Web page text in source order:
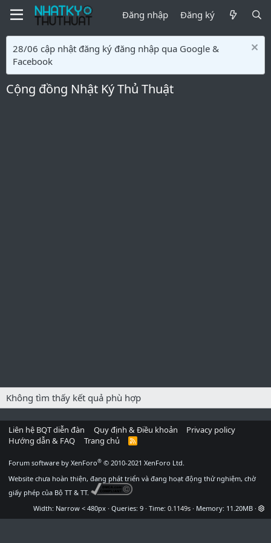
Đăng nhập Đăng ký
28/06 cập nhật đăng ký đăng nhập qua Google &
Facebook
Cộng đồng Nhật Ký Thủ Thuật
Không tìm thấy kết quả phù hợp
Liên hệ BQT diễn đàn Quy định & Điều khoản
Privacy policy
Hướng dẫn & FAQ
Trang chủ
R
Forum software by XenForo® © 2010-2021 XenForo Ltd.
Website chưa hoàn thiện, đang phát triển và đang hoạt động thử nghiệm, chờ
giấy phép của Bộ TT & TT.
Width
Queries 9 Time 0.1149s Memory 11.20MB